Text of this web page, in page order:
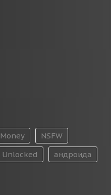
Money
NSFW
Unlocked
андроида